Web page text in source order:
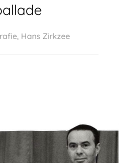
Hans Zirkzee